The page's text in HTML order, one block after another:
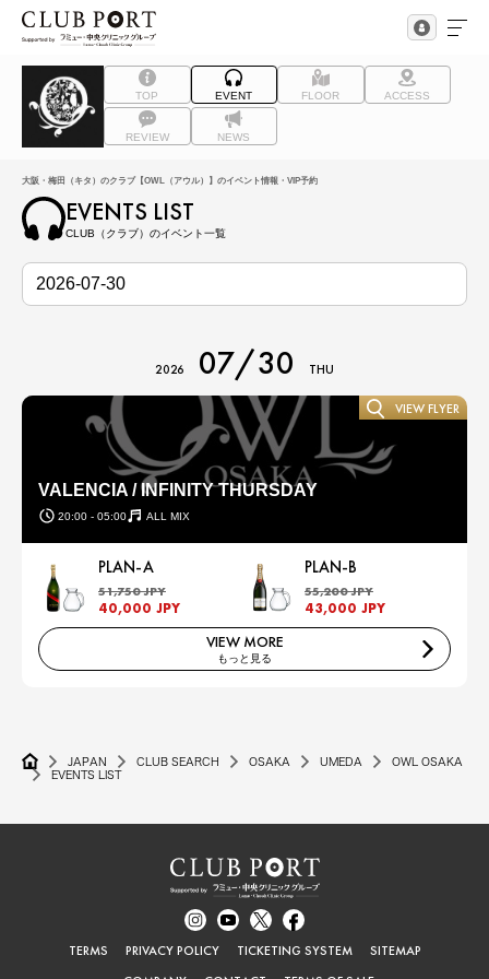
TOP EVENT FLOOR ACCESS
REVIEW NEWS
大阪・梅田（キタ）のクラブ【OWL（アウル）】のイベント情報・VIP予約
EVENTS LIST
CLUB（クラブ）のイベント一覧
2026 07/30 THU
VALENCIA / INFINITY THURSDAY
20:00 - 05:00 ALL MIX
VIEW FLYER
PLAN-A
51,750 JPY
40,000 JPY
PLAN-B
55,200 JPY
43,000 JPY
VIEW MORE
もっと見る
JAPAN CLUB SEARCH OSAKA UMEDA
OWL OSAKA
EVENTS LIST
TERMS PRIVACY POLICY TICKETING SYSTEM
SITEMAP